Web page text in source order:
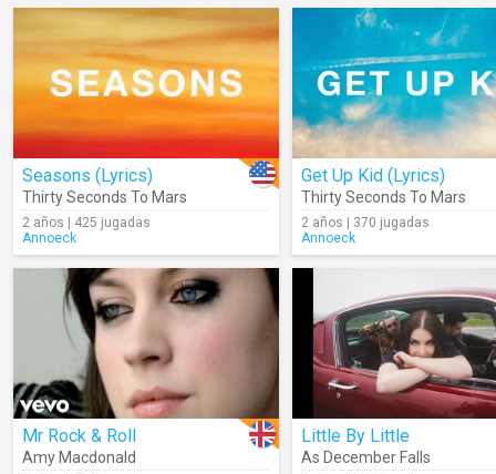
Seasons (Lyrics)
Thirty Seconds To Mars
2 años | 425 jugadas
Annoeck
Get Up Kid (Lyrics)
Thirty Seconds To Mars
2 años | 370 jugadas
Annoeck
Mr Rock & Roll
Amy Macdonald
Little By Little
As December Falls